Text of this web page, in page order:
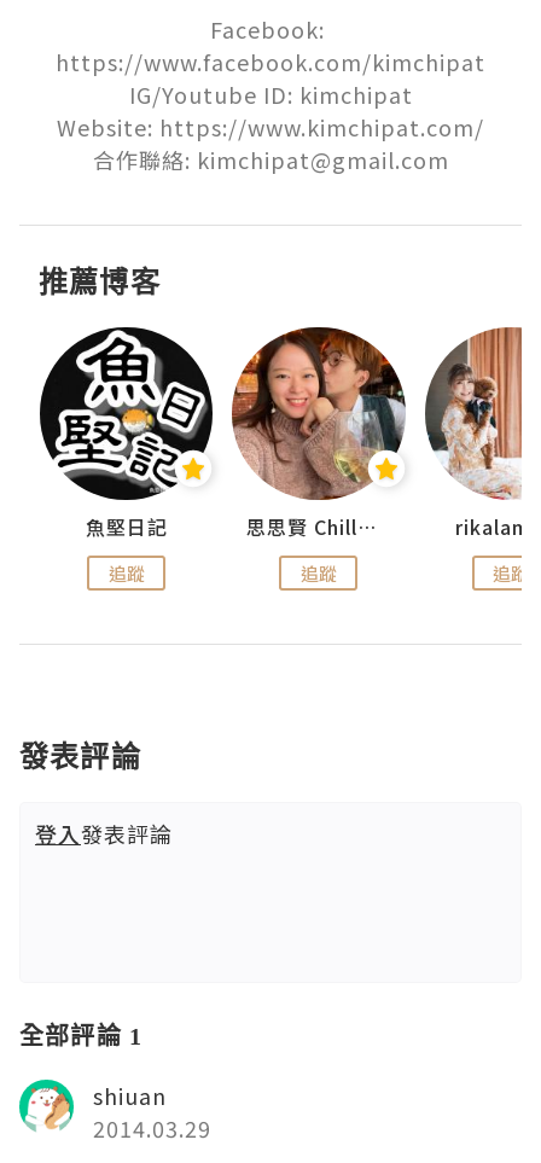
Facebook:
https://www.facebook.com/kimchipat
IG/Youtube ID: kimchipat
Website: https://www.kimchipat.com/
合作聯絡: kimchipat@gmail.com
推薦博客
魚堅日記
追蹤
思思賢 ChillMyBabe
追蹤 追蹤
發表評論
登入發表評論
全部評論 1
shiuan
2014.03.29